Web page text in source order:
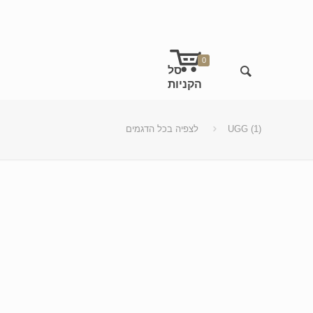
0
לצפיה בכל הדגמים UGG (1)